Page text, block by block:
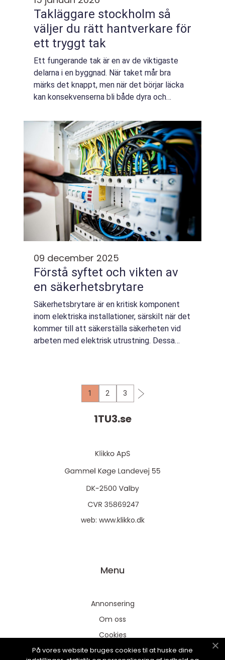
Takläggare stockholm så
väljer du rätt hantverkare för
ett tryggt tak
Ett fungerande tak är en av de viktigaste
delarna i en byggnad. När taket mår bra
märks det knappt, men när det börjar läcka
kan konsekvenserna bli både dyra och
snötyngda vintrar, skiftande temperaturer
och k...
09 december 2025
Förstå syftet och vikten av
en säkerhetsbrytare
Säkerhetsbrytare är en kritisk komponent
inom elektriska installationer, särskilt när det
kommer till att säkerställa säkerheten vid
arbeten med elektrisk utrustning. Dessa
1 2 3
1TU3.se
web: www.klikko.dk
Menu
Annonsering
Om oss
Cookies
Kontakta oss
På vores website bruges cookies til at huske dine